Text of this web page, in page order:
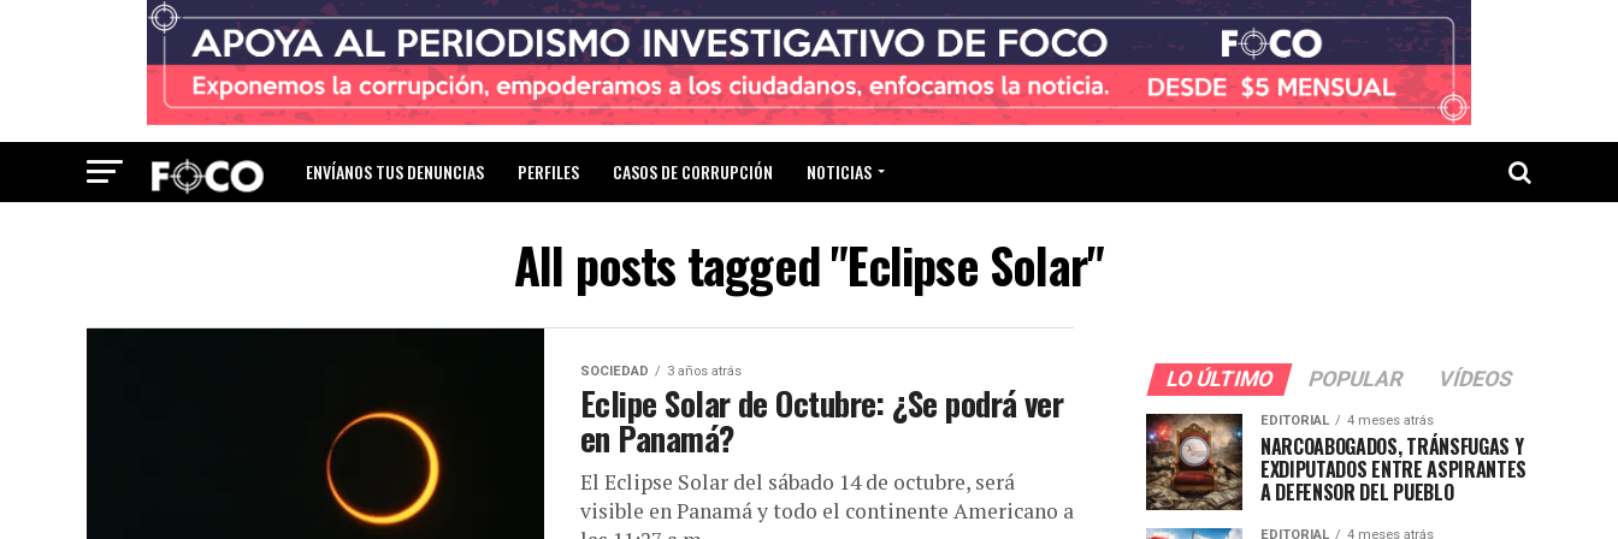
ENVÍANOS TUS DENUNCIAS PERFILES CASOS DE CORRUPCIÓN NOTICIAS
All posts tagged "Eclipse Solar"
SOCIEDAD 3 años atrás
Eclipe Solar de Octubre: ¿Se podrá ver
en Panamá?
El Eclipse Solar del sábado 14 de octubre, será
visible en Panamá y todo el continente Americano a
LO ÚLTIMO POPULAR VÍDEOS
EDITORIAL 4 meses atrás
NARCOABOGADOS, TRÁNSFUGAS Y
EXDIPUTADOS ENTRE ASPIRANTES
A DEFENSOR DEL PUEBLO
EDITORIAL 4 meses atrás